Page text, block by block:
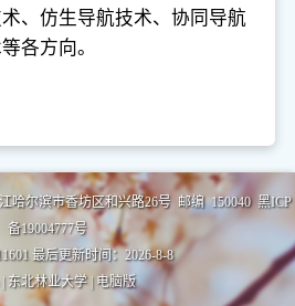
、仿生导航技术、协同导航
各方向。
哈尔滨市香坊区和兴路26号 邮编 150040 黑ICP
备19004777号
最后更新时间：2026-8-8
| 东北林业大学| 电脑版